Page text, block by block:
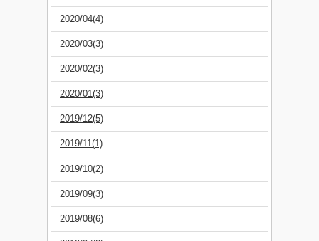
2020/04(4)
2020/03(3)
2020/02(3)
2020/01(3)
2019/12(5)
2019/11(1)
2019/10(2)
2019/09(3)
2019/08(6)